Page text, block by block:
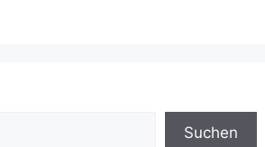
Suchen